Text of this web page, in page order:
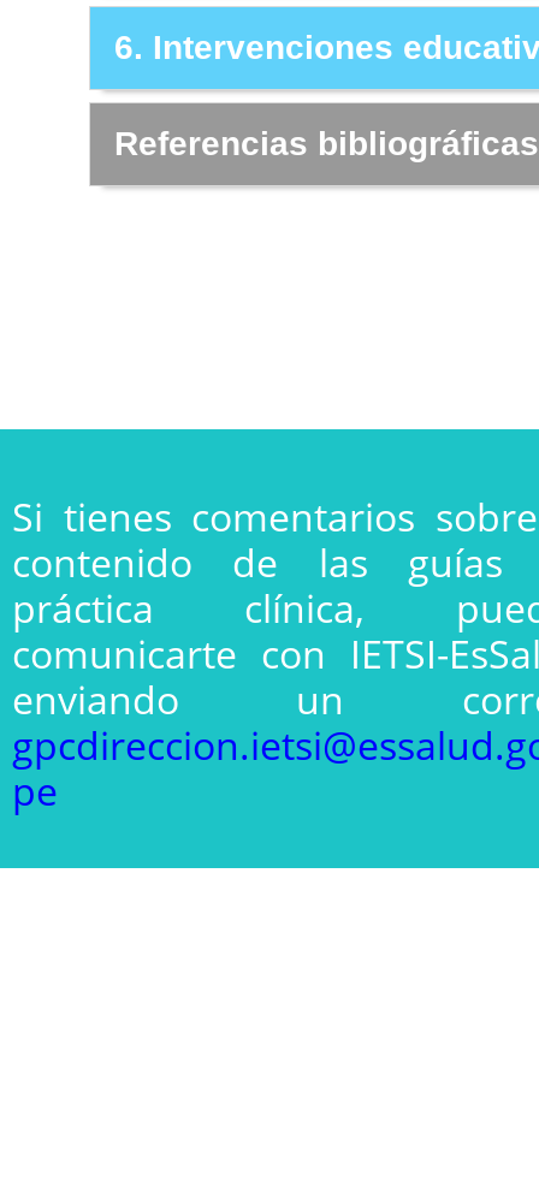
6. Intervenciones
Referencias bibliográficas
Si tienes comentarios
contenido de las guías
práctica clínica,
comunicarte con IETSI-
enviando un
pe